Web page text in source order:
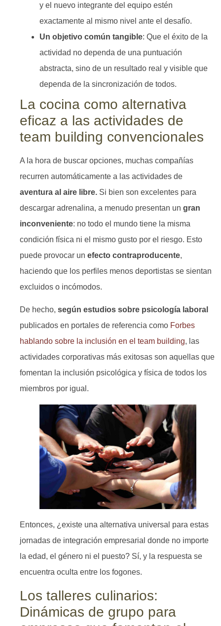
y el nuevo integrante del equipo estén
exactamente al mismo nivel ante el desafío.
Un objetivo común tangible: Que el éxito de la
actividad no dependa de una puntuación
abstracta, sino de un resultado real y visible que
dependa de la sincronización de todos.
La cocina como alternativa
eficaz a las actividades de
team building convencionales
A la hora de buscar opciones, muchas compañías
recurren automáticamente a las actividades de
aventura al aire libre. Si bien son excelentes para
descargar adrenalina, a menudo presentan un gran
inconveniente: no todo el mundo tiene la misma
condición física ni el mismo gusto por el riesgo. Esto
puede provocar un efecto contraproducente,
haciendo que los perfiles menos deportistas se sientan
excluidos o incómodos.
De hecho, según estudios sobre psicología laboral
publicados en portales de referencia como Forbes
hablando sobre la inclusión en el team building, las
actividades corporativas más exitosas son aquellas que
fomentan la inclusión psicológica y física de todos los
miembros por igual.
Entonces, ¿existe una alternativa universal para estas
jornadas de integración empresarial donde no importe
la edad, el género ni el puesto? Sí, y la respuesta se
encuentra oculta entre los fogones.
Los talleres culinarios:
Dinámicas de grupo para